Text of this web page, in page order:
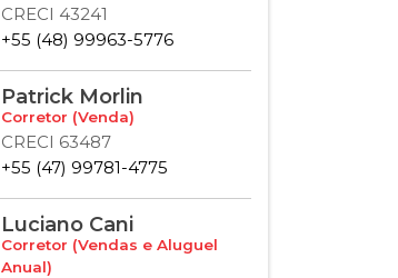
CRECI 43241
+55 (48) 99963-5776
Patrick Morlin
Corretor (Venda)
CRECI 63487
+55 (47) 99781-4775
Luciano Cani
Corretor (Vendas e Aluguel
Anual)